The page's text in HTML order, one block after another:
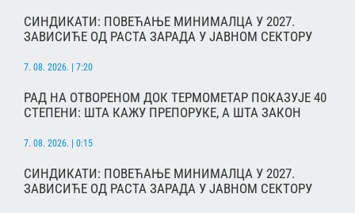
СИНДИКАТИ: ПОВЕЋАЊЕ МИНИМАЛЦА У 2027.
ЗАВИСИЋЕ ОД РАСТА ЗАРАДА У ЈАВНОМ СЕКТОРУ
7. 08. 2026. | 7:20
РАД НА ОТВОРЕНОМ ДОК ТЕРМОМЕТАР ПОКАЗУЈЕ 40
СТЕПЕНИ: ШТА КАЖУ ПРЕПОРУКЕ, А ШТА ЗАКОН
7. 08. 2026. | 0:15
СИНДИКАТИ: ПОВЕЋАЊЕ МИНИМАЛЦА У 2027.
ЗАВИСИЋЕ ОД РАСТА ЗАРАДА У ЈАВНОМ СЕКТОРУ